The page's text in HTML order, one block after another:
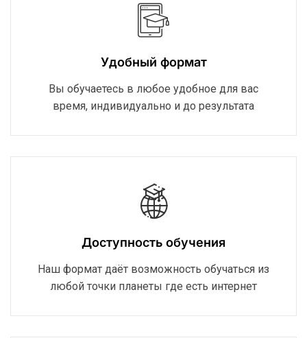
Удобный формат
Вы обучаетесь в любое удобное для вас
время, индивидуально и до результата
Доступность обучения
Наш формат даёт возможность обучаться из
любой точки планеты где есть интернет